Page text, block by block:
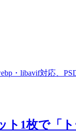
・libavif対応、
ト1枚で「